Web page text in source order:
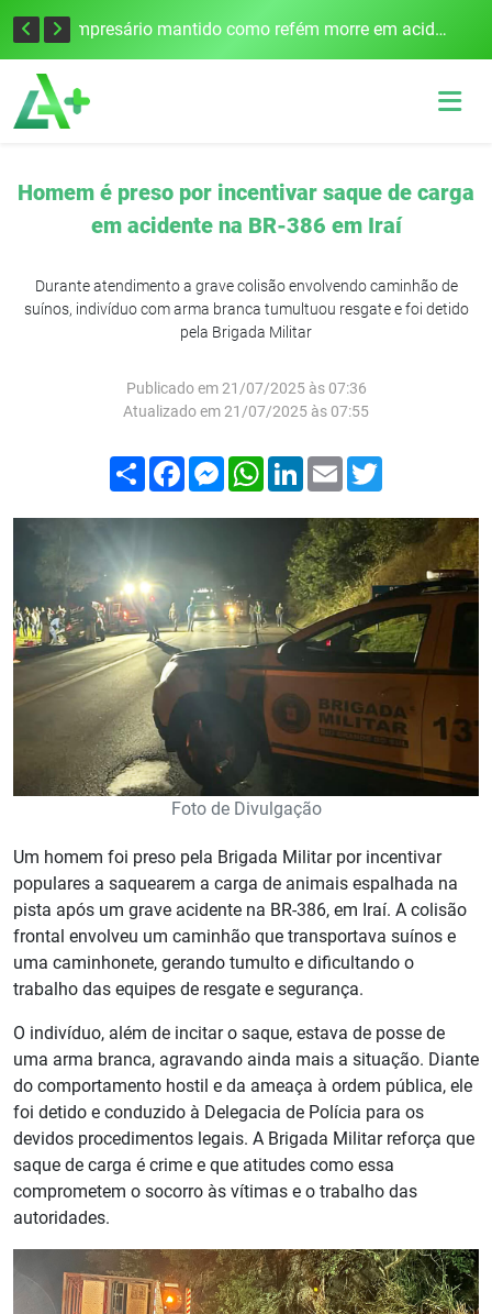
Edital para construção de ponte entre Itapiranga e Barra do Guarita deve ser lançado no segundo semestre Empresário mantido como refém morre em acidente após assalto em Cerro Largo
Homem é preso por incentivar saque de carga
em acidente na BR-386 em Iraí
Durante atendimento a grave colisão envolvendo caminhão de
suínos, indivíduo com arma branca tumultuou resgate e foi detido
pela Brigada Militar
Publicado em 21/07/2025 às 07:36
Atualizado em 21/07/2025 às 07:55
Compartilhar
FacebookMessenger
WhatsApp
LinkedIn
Email
Foto de Divulgação
Um homem foi preso pela Brigada Militar por incentivar
populares a saquearem a carga de animais espalhada na
pista após um grave acidente na BR-386, em Iraí. A colisão
frontal envolveu um caminhão que transportava suínos e
uma caminhonete, gerando tumulto e dificultando o
trabalho das equipes de resgate e segurança.
O indivíduo, além de incitar o saque, estava de posse de
uma arma branca, agravando ainda mais a situação. Diante
do comportamento hostil e da ameaça à ordem pública, ele
foi detido e conduzido à Delegacia de Polícia para os
devidos procedimentos legais. A Brigada Militar reforça que
saque de carga é crime e que atitudes como essa
comprometem o socorro às vítimas e o trabalho das
autoridades.